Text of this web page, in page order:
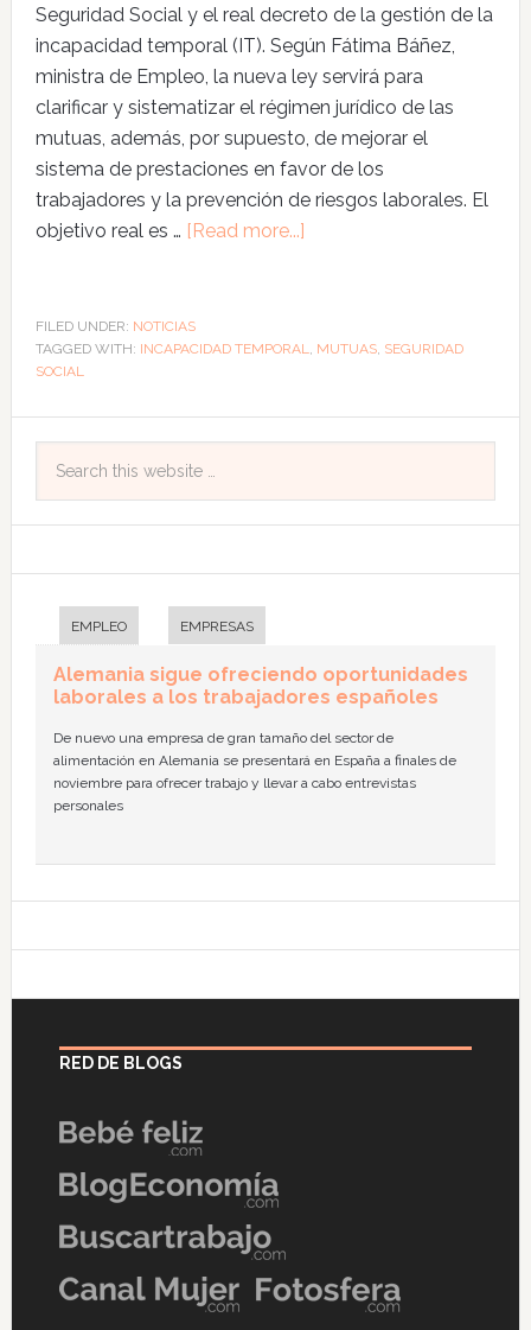
Seguridad Social y el real decreto de la gestión de la
incapacidad temporal (IT). Según Fátima Báñez,
ministra de Empleo, la nueva ley servirá para
clarificar y sistematizar el régimen jurídico de las
mutuas, además, por supuesto, de mejorar el
sistema de prestaciones en favor de los
trabajadores y la prevención de riesgos laborales. El
objetivo real es … [Read more...]
FILED UNDER: NOTICIAS
TAGGED WITH: INCAPACIDAD TEMPORAL, MUTUAS, SEGURIDAD
SOCIAL
EMPLEO EMPRESAS
Alemania sigue ofreciendo oportunidades
laborales a los trabajadores españoles
De nuevo una empresa de gran tamaño del sector de
alimentación en Alemania se presentará en España a finales de
noviembre para ofrecer trabajo y llevar a cabo entrevistas
personales
RED DE BLOGS